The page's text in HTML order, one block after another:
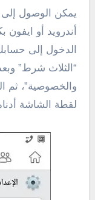
يمكن الوصول
أندرويد أو
الدخول إلى
“الثلاث شرط”
والخصوصية”، ثم
لقطة الشاشة